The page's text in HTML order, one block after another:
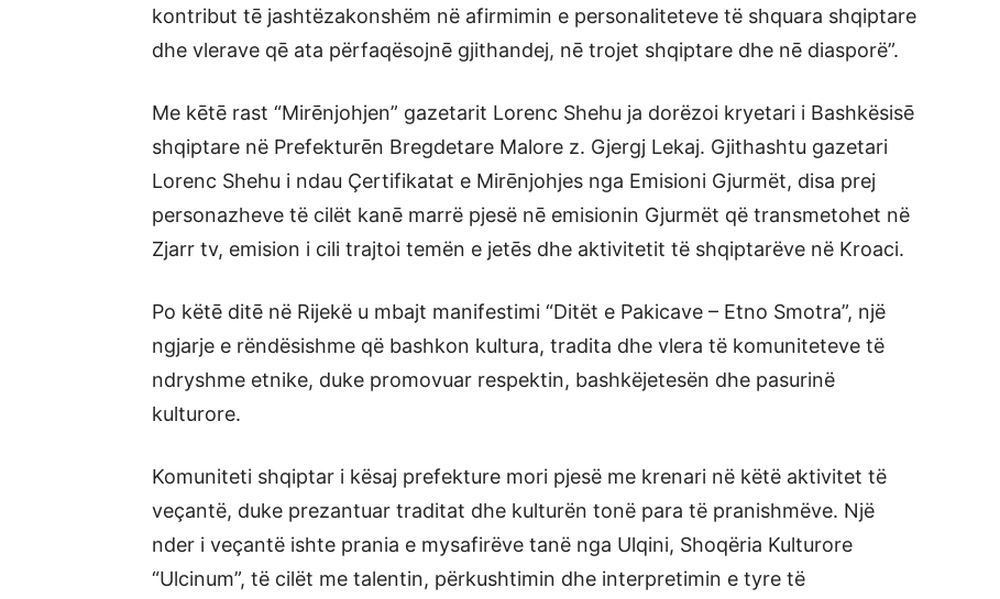
kontribut tē jashtëzakonshëm në afirmimin e personaliteteve të shquara shqiptare
dhe vlerave qē ata përfaqësojnē gjithandej, nē trojet shqiptare dhe nē diasporë”.
Me kētē rast “Mirēnjohjen” gazetarit Lorenc Shehu ja dorëzoi kryetari i Bashkësisē
shqiptare në Prefekturēn Bregdetare Malore z. Gjergj Lekaj. Gjithashtu gazetari
Lorenc Shehu i ndau Çertifikatat e Mirēnjohjes nga Emisioni Gjurmët, disa prej
personazheve të cilët kanē marrë pjesë nē emisionin Gjurmët që transmetohet në
Zjarr tv, emision i cili trajtoi temën e jetēs dhe aktivitetit të shqiptarëve në Kroaci.
Po këtē ditē në Rijekë u mbajt manifestimi “Ditët e Pakicave – Etno Smotra”, një
ngjarje e rëndësishme që bashkon kultura, tradita dhe vlera të komuniteteve të
ndryshme etnike, duke promovuar respektin, bashkëjetesën dhe pasurinë
kulturore.
Komuniteti shqiptar i kësaj prefekture mori pjesë me krenari në këtë aktivitet të
veçantë, duke prezantuar traditat dhe kulturën tonë para të pranishmëve. Një
nder i veçantë ishte prania e mysafirëve tanë nga Ulqini, Shoqëria Kulturore
“Ulcinum”, të cilët me talentin, përkushtimin dhe interpretimin e tyre të